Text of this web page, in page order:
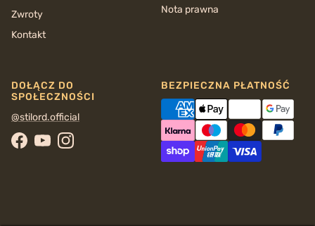
Zwroty
Kontakt
Nota prawna
DOŁĄCZ DO
SPOŁECZNOŚCI
@stilord.official
Facebook
YouTubeInstagram
BEZPIECZNA PŁATNOŚĆ